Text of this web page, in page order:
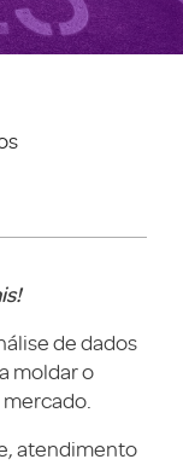
de dados
moldar o
atendimento